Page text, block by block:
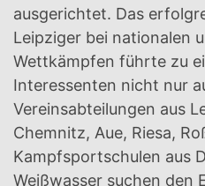
ausgerichtet. Das
Leipziger bei nationalen
Wettkämpfen führte zu
Interessenten nicht nur
Vereinsabteilungen aus
Chemnitz, Aue, Riesa,
Kampfsportschulen aus
Weißwasser suchen den